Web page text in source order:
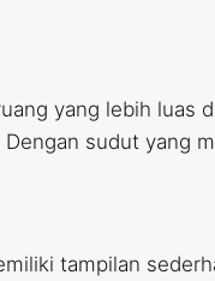
yang lebih luas
sudut yang
tampilan